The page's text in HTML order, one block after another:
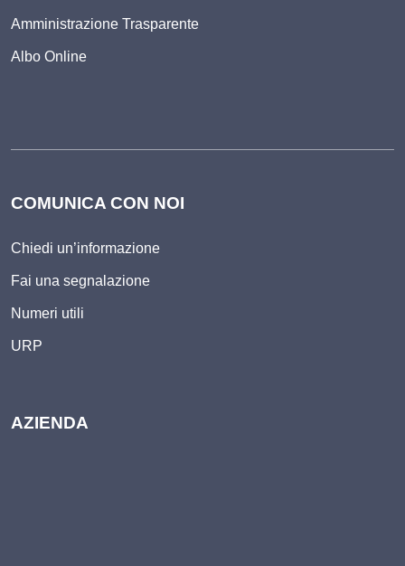
Amministrazione Trasparente
Albo Online
COMUNICA CON NOI
Chiedi un’informazione
Fai una segnalazione
Numeri utili
URP
AZIENDA